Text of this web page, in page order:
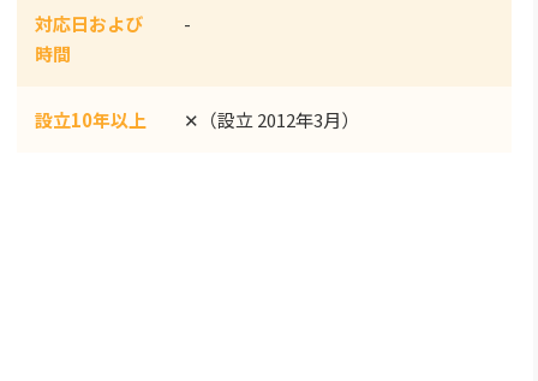
対応日および
時間
-
設立10年以上 ✕（設立 2012年3月）